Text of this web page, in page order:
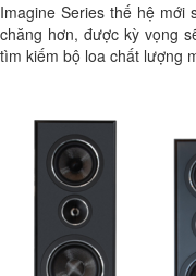
Imagine Series thế hệ
chăng hơn, được kỳ vọng
tìm kiếm bộ loa chất lượng